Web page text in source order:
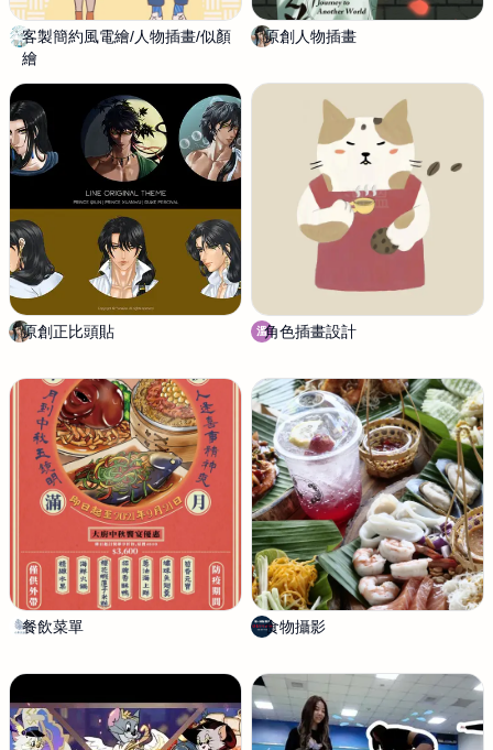
P
a
t
r
i
c
i
1
2
2
0
客製簡約風電繪/人物插畫/似顏
繪
龍
原創人物插畫
龍
原創正比頭貼 溫 溫
角色插畫設計
小
製
餐飲菜單
巷
1
號
食物攝影